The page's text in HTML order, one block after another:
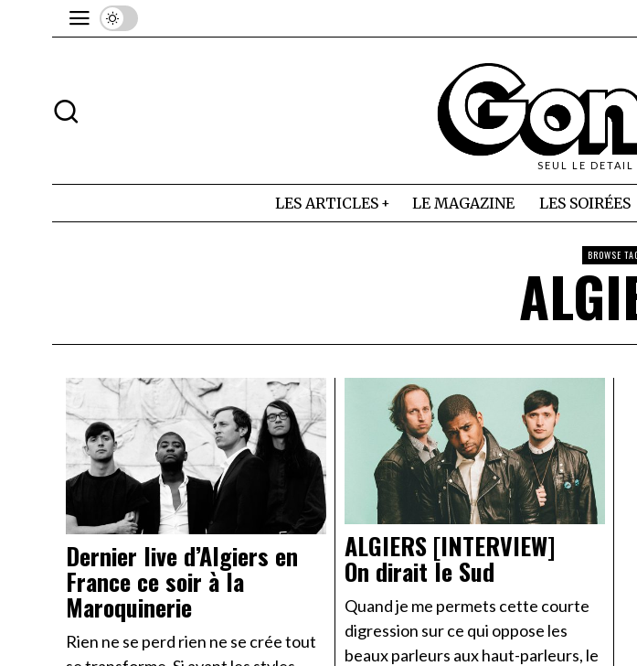
SEUL LE DETAIL
LES ARTICLES LE MAGAZINE LES SOIRÉES
BROWSE
Dernier live d’Algiers en
France ce soir à la
Maroquinerie
Rien ne se perd rien ne se crée tout
ALGIERS [INTERVIEW]
On dirait le Sud
Quand je me permets cette courte
digression sur ce qui oppose les
beaux parleurs aux haut-parleurs, le